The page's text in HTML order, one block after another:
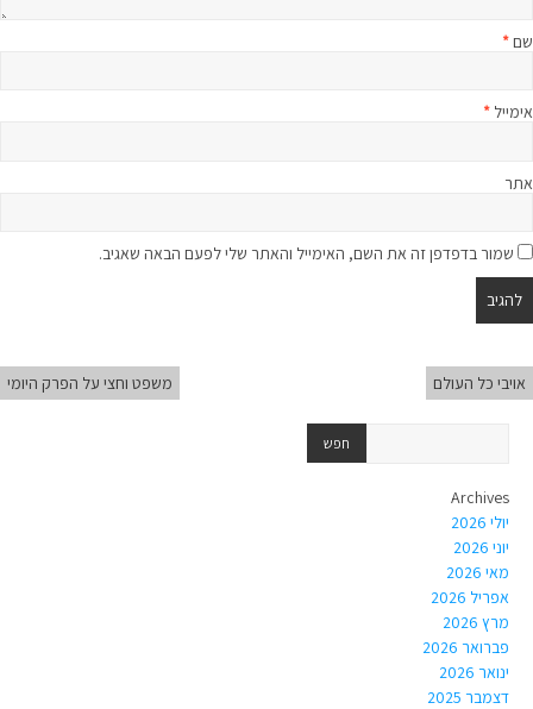
שם*
אימייל *
אתר
שמור בדפדפן זה את השם, האימייל והאתר שלי לפעם הבאה שאגיב.
אויבי כל העולם משפט וחצי על הפרק היומי
Archives
יולי 2026
יוני 2026
מאי 2026
אפריל 2026
מרץ 2026
פברואר 2026
ינואר 2026
דצמבר 2025